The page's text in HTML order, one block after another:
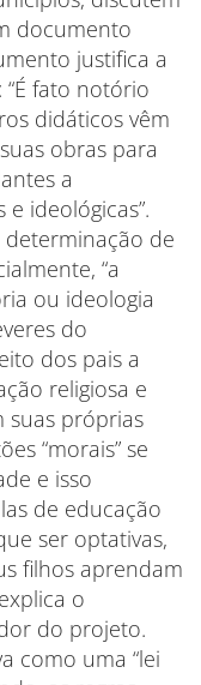
documento
justifica a
“É fato notório
didáticos vêm
obras para
a
ideológicas”.
de
“a
ou ideologia
do
dos pais a
religiosa e
suas próprias
“morais” se
e isso
de educação
ser optativas,
filhos aprendam
o
do projeto.
como uma “lei